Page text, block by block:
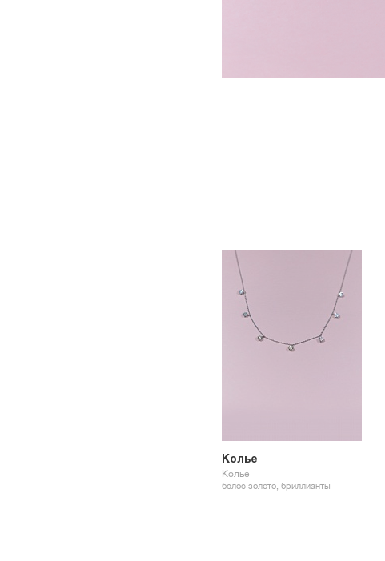
Колье
Колье
белое золото, бриллианты